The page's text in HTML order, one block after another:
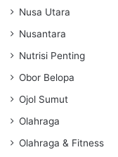
Nusa Utara
Nusantara
Nutrisi Penting
Obor Belopa
Ojol Sumut
Olahraga
Olahraga & Fitness